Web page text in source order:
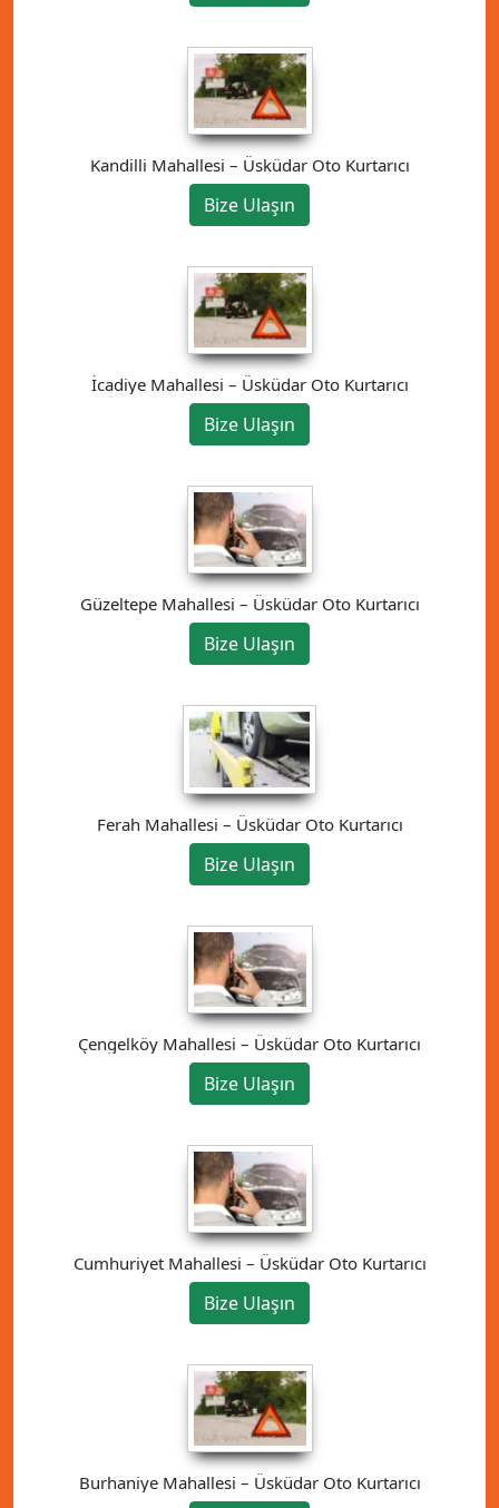
Kandilli Mahallesi – Üsküdar Oto Kurtarıcı
Bize Ulaşın
İcadiye Mahallesi – Üsküdar Oto Kurtarıcı
Bize Ulaşın
Güzeltepe Mahallesi – Üsküdar Oto Kurtarıcı
Bize Ulaşın
Ferah Mahallesi – Üsküdar Oto Kurtarıcı
Bize Ulaşın
Çengelköy Mahallesi – Üsküdar Oto Kurtarıcı
Bize Ulaşın
Cumhuriyet Mahallesi – Üsküdar Oto Kurtarıcı
Bize Ulaşın
Burhaniye Mahallesi – Üsküdar Oto Kurtarıcı